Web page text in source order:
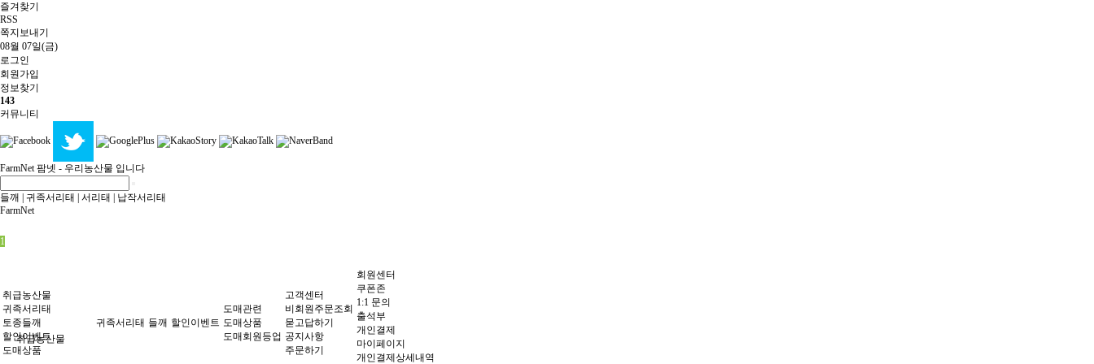
즐겨찾기
RSS
쪽지보내기
08월 07일(금)
로그인
회원 가입
정보찾기
143
커뮤니티
FarmNet팜넷 - 우리농산물 입니다
들깨 귀족서리태 서리태
납작서리태
FarmNet
1
취급농산물
취급농산물
귀족서리태
토종들깨
할인이벤트
도매상품
귀족서리태 들깨 할인이벤트
도매관련
도매상품
도매회원등업
고객센터
비회원주문조회
묻고답하기
공지사항
주문하기
회원센터
쿠폰존
1:1 문의
출석부
개인결제
마이페이지
개인결제상세내역